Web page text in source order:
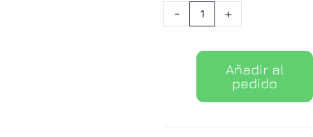
-
Cuchillas
Roland
+
Añadir al
pedido